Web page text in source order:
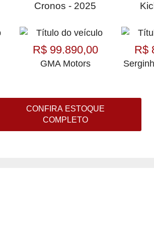
Cronos - 2025
R$ 99.890,00
GMA Motors
R$
CONFIRA ESTOQUE
COMPLETO